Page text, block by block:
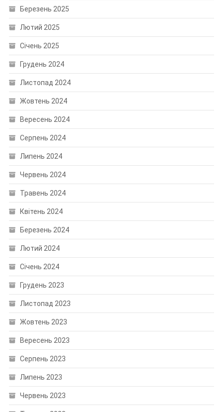
Березень 2025
Лютий 2025
Січень 2025
Грудень 2024
Листопад 2024
Жовтень 2024
Вересень 2024
Серпень 2024
Липень 2024
Червень 2024
Травень 2024
Квітень 2024
Березень 2024
Лютий 2024
Січень 2024
Грудень 2023
Листопад 2023
Жовтень 2023
Вересень 2023
Серпень 2023
Липень 2023
Червень 2023